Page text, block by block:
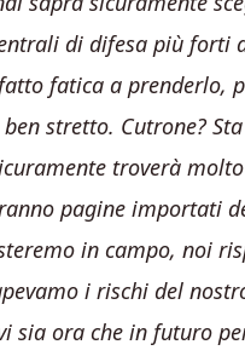
di difesa più forti
fatica a prenderlo,
stretto. Cutrone?
troverà
pagine importati
in campo, noi
i rischi del
sia ora che in futuro